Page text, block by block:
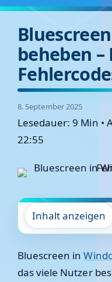
beheben
8. September 2025
Lesedauer: 9 Min •
22:55
Inhalt anzeigen
Bluescreen in
das viele Nutzer